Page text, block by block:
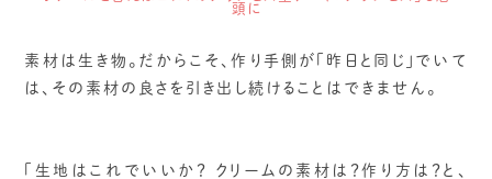
頭に
素材は生き物。だからこそ、作り手側が「昨日と同じ」でいて
は、その素材の良さを引き出し続けることはできません。
「生地はこれでいいか？ クリームの素材は？作り方は？と、